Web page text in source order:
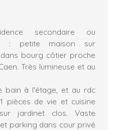
secondaire ou
: petite maison sur
bourg côtier proche
Très lumineuse et au
bain à l'étage, et au rdc
pièces de vie et cuisine
jardinet clos. Vaste
parking dans cour privé